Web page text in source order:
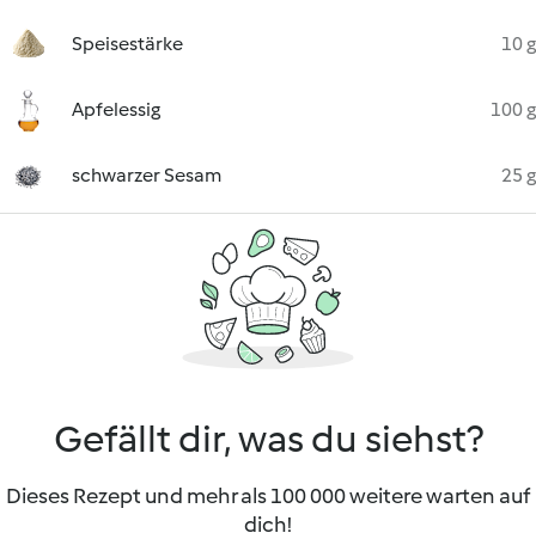
Speisestärke 10 g
Apfelessig 100 g
schwarzer Sesam 25 g
Gefällt dir, was du siehst?
Dieses Rezept und mehr als 100 000 weitere warten auf
dich!